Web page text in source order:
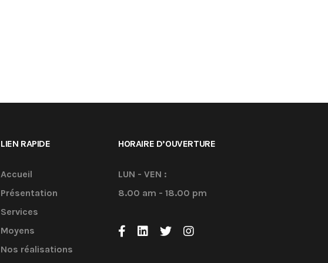
LIEN RAPIDE
Accueil
Présentation
Services
Moyens
Nos réalisations
HORAIRE D’OUVERTURE
LUN - VEN :
8.00 am - 18.00 pm